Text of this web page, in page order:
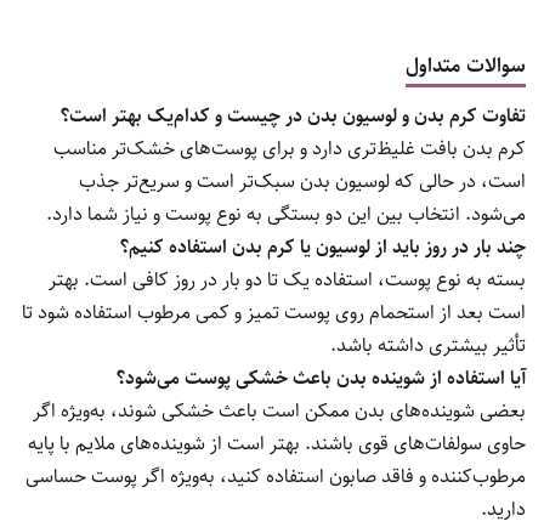
سوالات متداول
تفاوت کرم بدن و لوسیون بدن در چیست و کدام‌یک بهتر است؟
کرم بدن بافت غلیظ‌تری دارد و برای پوست‌های خشک‌تر مناسب
است، در حالی که لوسیون بدن سبک‌تر است و سریع‌تر جذب
می‌شود. انتخاب بین این دو بستگی به نوع پوست و نیاز شما دارد.
چند بار در روز باید از لوسیون یا کرم بدن استفاده کنیم؟
بسته به نوع پوست، استفاده یک تا دو بار در روز کافی است. بهتر
است بعد از استحمام روی پوست تمیز و کمی مرطوب استفاده شود تا
تأثیر بیشتری داشته باشد.
آیا استفاده از شوینده بدن باعث خشکی پوست می‌شود؟
بعضی شوینده‌های بدن ممکن است باعث خشکی شوند، به‌ویژه اگر
حاوی سولفات‌های قوی باشند. بهتر است از شوینده‌های ملایم با پایه
مرطوب‌کننده و فاقد صابون استفاده کنید، به‌ویژه اگر پوست حساسی
دارید.